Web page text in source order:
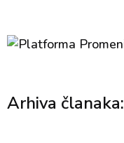
Arhiva članaka: